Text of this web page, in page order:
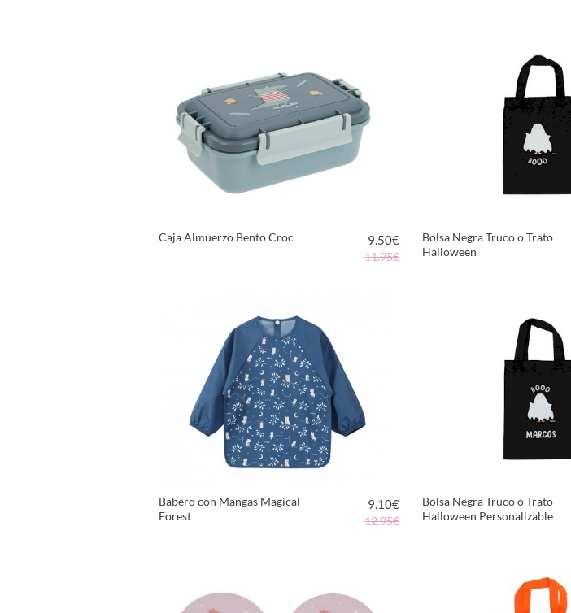
Caja Almuerzo Bento Croc 9.50€
11.95€
Bolsa Negra Truco o Trato
Halloween
Babero con Mangas Magical
Forest
9.10€
12.95€
Bolsa Negra Truco o Trato
Halloween Personalizable